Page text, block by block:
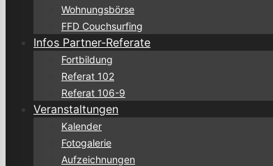
Wohnungsbörse
FFD Couchsurfing
Infos Partner-Referate
Fortbildung
Referat 102
Referat 106-9
Veranstaltungen
Kalender
Fotogalerie
Aufzeichnungen